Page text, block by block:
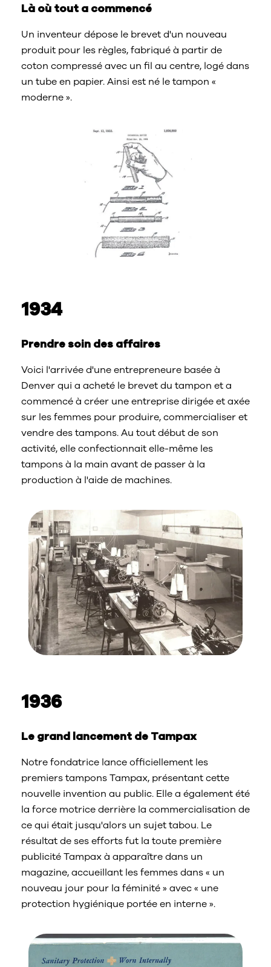
Là où tout a commencé
Un inventeur dépose le brevet d'un nouveau
produit pour les règles, fabriqué à partir de
coton compressé avec un fil au centre, logé dans
un tube en papier. Ainsi est né le tampon «
moderne ».
1934
Prendre soin des affaires
Voici l'arrivée d'une entrepreneure basée à
Denver qui a acheté le brevet du tampon et a
commencé à créer une entreprise dirigée et axée
sur les femmes pour produire, commercialiser et
vendre des tampons. Au tout début de son
activité, elle confectionnait elle-même les
tampons à la main avant de passer à la
production à l'aide de machines.
1936
Le grand lancement de Tampax
Notre fondatrice lance officiellement les
premiers tampons Tampax, présentant cette
nouvelle invention au public. Elle a également été
la force motrice derrière la commercialisation de
ce qui était jusqu'alors un sujet tabou. Le
résultat de ses efforts fut la toute première
publicité Tampax à apparaître dans un
magazine, accueillant les femmes dans « un
nouveau jour pour la féminité » avec « une
protection hygiénique portée en interne ».